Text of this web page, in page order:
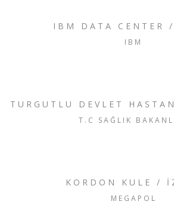
IBM DATA CENTER
IBM
TURGUTLU DEVLET
T.C SAĞLIK
KORDON KULE /
MEGAPOL